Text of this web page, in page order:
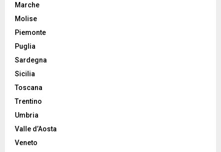
Marche
Molise
Piemonte
Puglia
Sardegna
Sicilia
Toscana
Trentino
Umbria
Valle d’Aosta
Veneto